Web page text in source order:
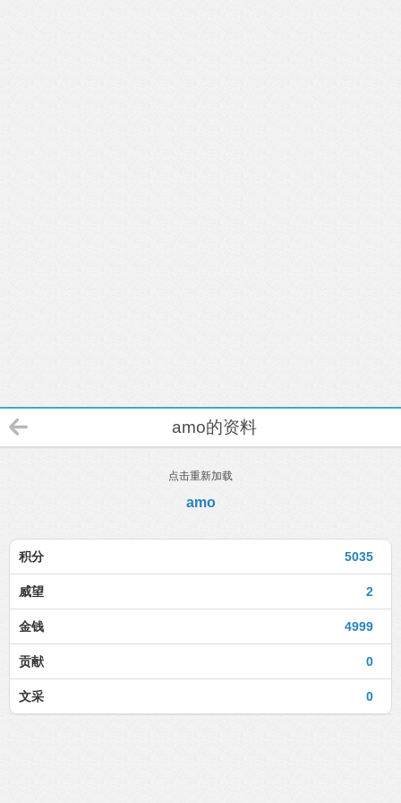
amo的资料
点击重新加载
amo
5035
积分
2
威望
4999
金钱
0
贡献
0
文采